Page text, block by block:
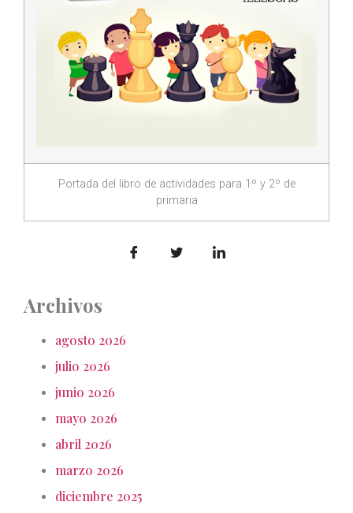
Portada del libro de actividades para 1º y 2º de
primaria
Archivos
agosto 2026
julio 2026
junio 2026
mayo 2026
abril 2026
marzo 2026
diciembre 2025